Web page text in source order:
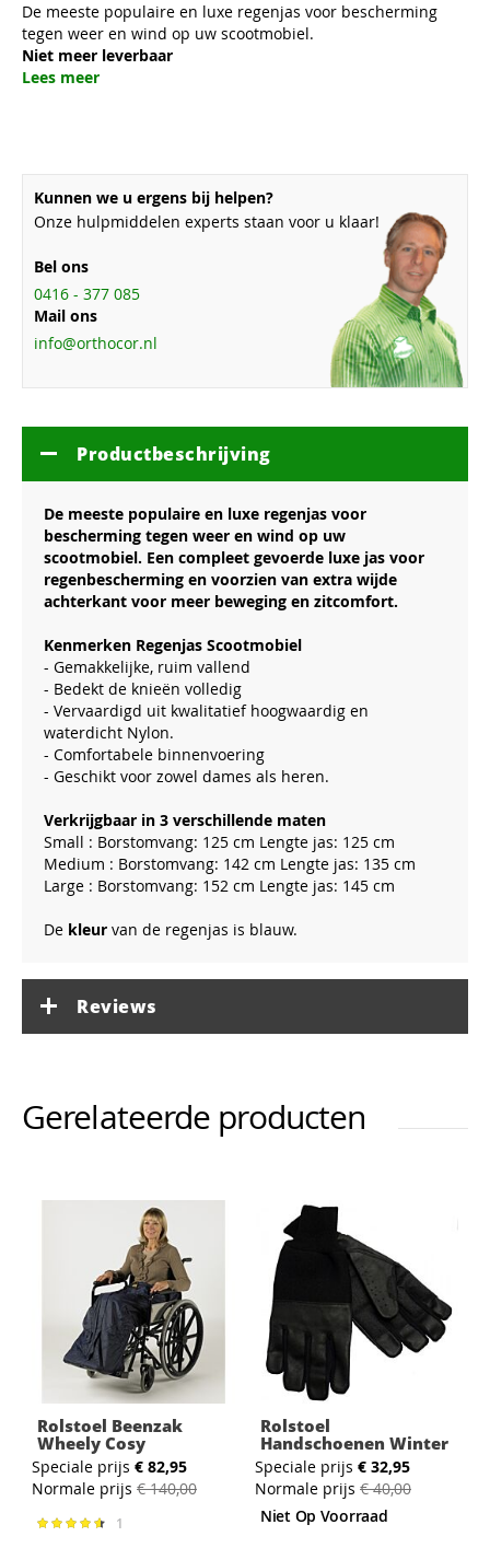
De meeste populaire en luxe regenjas voor bescherming
tegen weer en wind op uw scootmobiel.
Niet meer leverbaar
Lees meer
Kunnen we u ergens bij helpen?
Onze hulpmiddelen experts staan voor u klaar!
Bel ons
0416 - 377 085
Mail ons
info@orthocor.nl
Productbeschrijving
De meeste populaire en luxe regenjas voor
bescherming tegen weer en wind op uw
scootmobiel. Een compleet gevoerde luxe jas voor
regenbescherming en voorzien van extra wijde
achterkant voor meer beweging en zitcomfort.
Kenmerken Regenjas Scootmobiel
- Gemakkelijke, ruim vallend
- Bedekt de knieën volledig
- Vervaardigd uit kwalitatief hoogwaardig en
waterdicht Nylon.
- Comfortabele binnenvoering
- Geschikt voor zowel dames als heren.
Verkrijgbaar in 3 verschillende maten
Small : Borstomvang: 125 cm Lengte jas: 125 cm
Medium : Borstomvang: 142 cm Lengte jas: 135 cm
Large : Borstomvang: 152 cm Lengte jas: 145 cm
De kleur van de regenjas is blauw.
Reviews
Gerelateerde producten
Rolstoel Beenzak
Wheely Cosy
Speciale prijs € 82,95
Normale prijs € 140,00
Waardering:1
Rolstoel
Handschoenen Winter
Speciale prijs € 32,95
Normale prijs € 40,00
Niet Op Voorraad